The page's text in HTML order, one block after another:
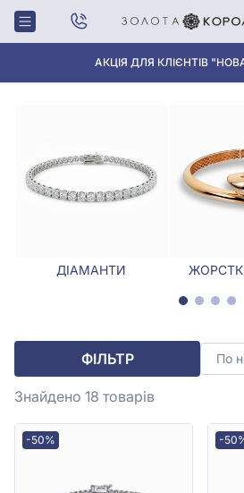
АКЦІЯ ДЛЯ КЛІЄНТІВ
Головна Браслети Браслети,
БРАСЛЕТИ,
ДІАМАНТИ
ФІЛЬТР По
Знайдено 18 товарів
-50% -